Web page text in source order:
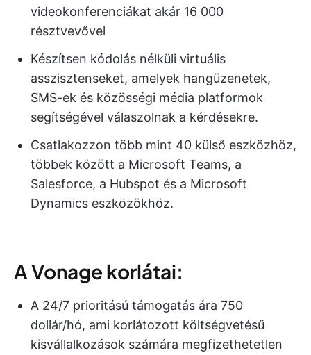
videokonferenciákat akár 16 000
résztvevővel
Készítsen kódolás nélküli virtuális
asszisztenseket, amelyek hangüzenetek,
SMS-ek és közösségi média platformok
segítségével válaszolnak a kérdésekre.
Csatlakozzon több mint 40 külső eszközhöz,
többek között a Microsoft Teams, a
Salesforce, a Hubspot és a Microsoft
Dynamics eszközökhöz.
A Vonage korlátai:
A 24/7 prioritású támogatás ára 750
dollár/hó, ami korlátozott költségvetésű
kisvállalkozások számára megfizethetetlen